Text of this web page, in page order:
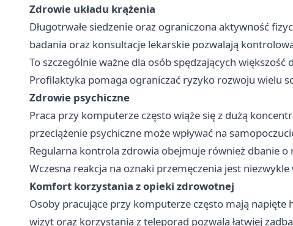
Zdrowie układu krążenia
Długotrwałe siedzenie oraz ograniczona aktywność
badania oraz konsultacje lekarskie pozwalają
To szczególnie ważne dla osób spędzających większość
Profilaktyka pomaga ograniczać ryzyko rozwoju wielu
Zdrowie psychiczne
Praca przy komputerze często wiąże się z dużą
przeciążenie psychiczne może wpływać na
Regularna kontrola zdrowia obejmuje również dbanie o
Wczesna reakcja na oznaki przemęczenia jest niezwykle
Komfort korzystania z opieki zdrowotnej
Osoby pracujące przy komputerze często mają
wizyt oraz korzystania z teleporad pozwala łatwiej